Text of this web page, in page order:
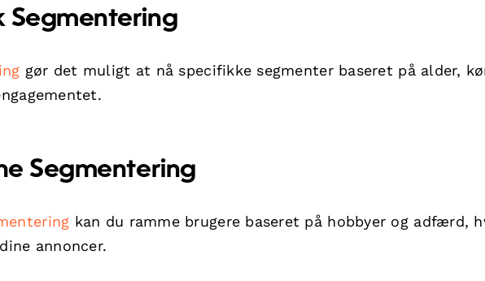
Segmentering
gør det muligt at nå specifikke segmenter baseret på alder,
Segmentering
kan du ramme brugere baseret på hobbyer og adfærd,
annoncer.